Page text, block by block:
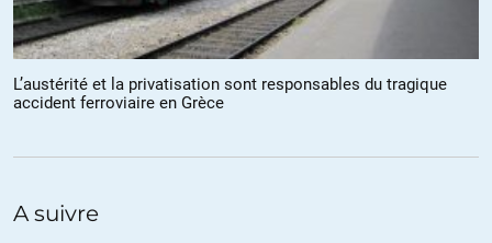
En plus, s’il y a cesser le feu demain, même désastreux pour
l’Ukraine, ils pourront parader alors que ce serait une cata pour
Poutine.
+8
L’austérité et la privatisation sont responsables du tragique
accident ferroviaire en Grèce
A suivre